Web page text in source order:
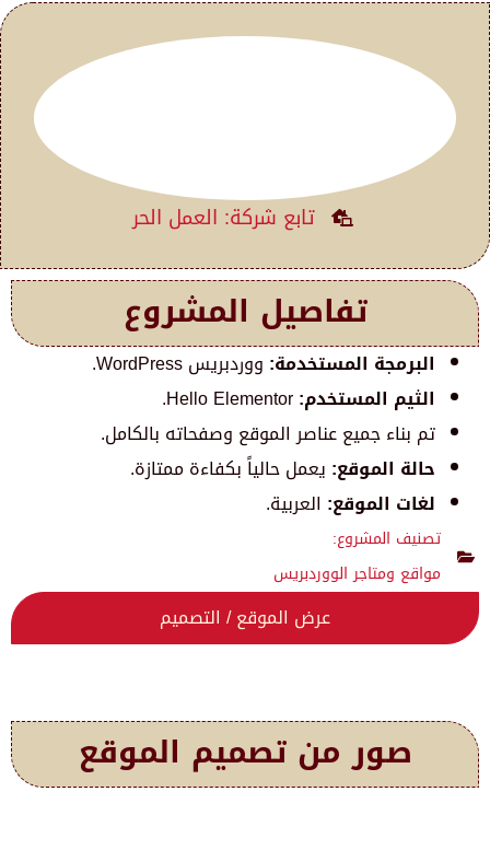
تابع شركة: العمل الحر
تفاصيل المشروع
البرمجة المستخدمة: ووردبريس WordPress.
الثيم المستخدم:
تم بناء جميع عناصر الموقع وصفحاته بالكامل.
حالة الموقع: يعمل حالياً بكفاءة ممتازة.
لغات الموقع: العربية.
تصنيف المشروع:
مواقع ومتاجر الووردبريس
عرض الموقع / التصميم
صور من تصميم الموقع